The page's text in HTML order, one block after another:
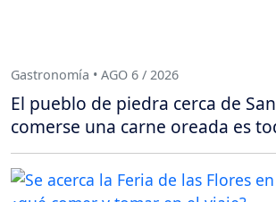
Gastronomía • AGO 6 / 2026
El pueblo de piedra cerca de
comerse una carne oreada es